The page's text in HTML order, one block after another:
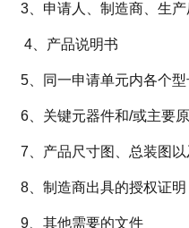
3、申请人、制造商、生
4、产品说明书
5、同一申请单元内各个
6、关键元器件和/或主要
7、产品尺寸图、总装图
8、制造商出具的授权证
9、其他需要的文件